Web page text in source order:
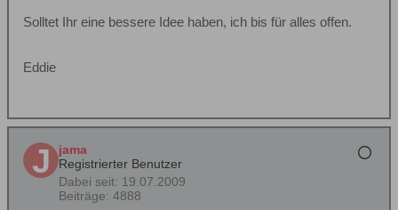
Solltet Ihr eine bessere Idee haben, ich bis für alles offen.
Eddie
jama
Registrierter Benutzer
Dabei seit: 19.07.2009
Beiträge: 4888